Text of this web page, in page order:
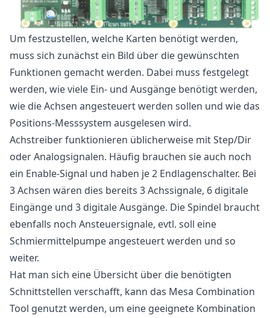
Um festzustellen, welche Karten benötigt werden,
muss sich zunächst ein Bild über die gewünschten
Funktionen gemacht werden. Dabei muss festgelegt
werden, wie viele Ein- und Ausgänge benötigt werden,
wie die Achsen angesteuert werden sollen und wie das
Positions-Messsystem ausgelesen wird.
Achstreiber funktionieren üblicherweise mit Step/Dir
oder Analogsignalen. Häufig brauchen sie auch noch
ein Enable-Signal und haben je 2 Endlagenschalter. Bei
3 Achsen wären dies bereits 3 Achssignale, 6 digitale
Eingänge und 3 digitale Ausgänge. Die Spindel braucht
ebenfalls noch Ansteuersignale, evtl. soll eine
Schmiermittelpumpe angesteuert werden und so
weiter.
Hat man sich eine Übersicht über die benötigten
Schnittstellen verschafft, kann das Mesa Combination
Tool genutzt werden, um eine geeignete Kombination